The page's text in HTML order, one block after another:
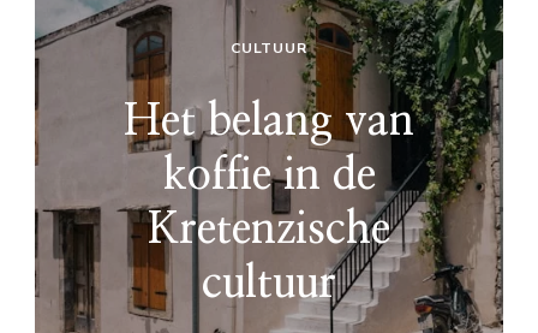
CULTUUR
Het belang van
koffie in de
Kretenzische
cultuur